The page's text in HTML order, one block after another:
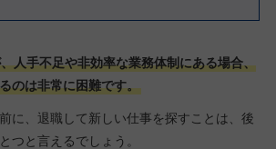
人手不足や非効率な業務体制にある場合、
のは非常に困難です。
に、退職して新しい仕事を探すことは、後
つと言えるでしょう。